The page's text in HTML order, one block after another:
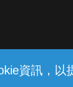
資訊，以